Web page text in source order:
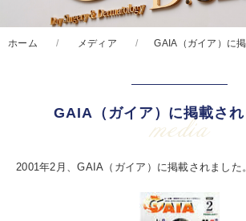
ホーム メディア GAIA（ガイア）に
GAIA（ガイア）に掲載され
media
2001年2月、GAIA（ガイア）に掲載されました。